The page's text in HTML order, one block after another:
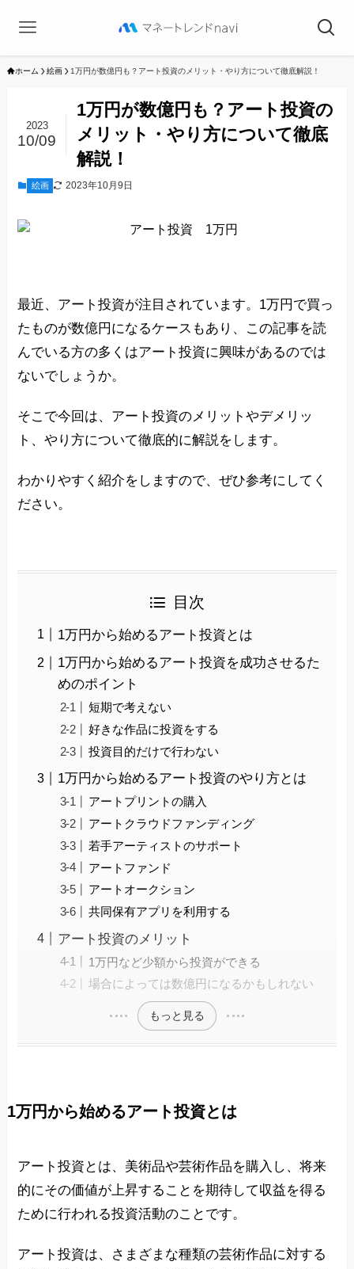
ホーム 絵画 1万円が数億円も？アート投資のメリット・やり方について徹底解説！
1万円が数億円も？アート投資の
メリット・やり方について徹底
解説！
2023
10/09
絵画 2023年10月9日
最近、アート投資が注目されています。1万円で買っ
たものが数億円になるケースもあり、この記事を読
んでいる方の多くはアート投資に興味があるのでは
ないでしょうか。
そこで今回は、アート投資のメリットやデメリッ
ト、やり方について徹底的に解説をします。
わかりやすく紹介をしますので、ぜひ参考にしてく
ださい。
目次
1万円から始めるアート投資とは
1万円から始めるアート投資を成功させるた
めのポイント
短期で考えない
好きな作品に投資をする
投資目的だけで行わない
1万円から始めるアート投資のやり方とは
アートプリントの購入
アートクラウドファンディング
若手アーティストのサポート
アートファンド
アートオークション
共同保有アプリを利用する
アート投資のメリット
1万円など少額から投資ができる
場合によっては数億円になるかもしれない
もっと見る
1万円から始めるアート投資とは
アート投資とは、美術品や芸術作品を購入し、将来
的にその価値が上昇することを期待して収益を得る
ために行われる投資活動のことです。
アート投資は、さまざまな種類の芸術作品に対する